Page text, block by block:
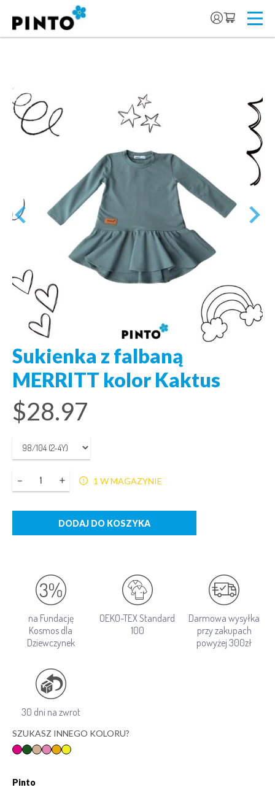
Sukienka z falbaną
MERRITT kolor Kaktus
$28.97
1 W MAGAZYNIE
DODAJ DO KOSZYKA
na Fundację
Kosmos dla
Dziewczynek
OEKO-TEX Standard
100
Darmowa wysyłka
przy zakupach
powyżej 300zł
30 dni na zwrot
SZUKASZ INNEGO KOLORU?
Pinto